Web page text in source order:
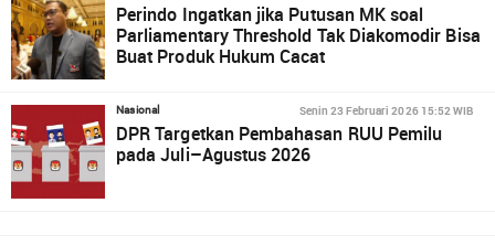
Perindo Ingatkan jika Putusan MK soal
Parliamentary Threshold Tak Diakomodir Bisa
Buat Produk Hukum Cacat
Nasional Senin 23 Februari 2026 15:52 WIB
DPR Targetkan Pembahasan RUU Pemilu
pada Juli–Agustus 2026